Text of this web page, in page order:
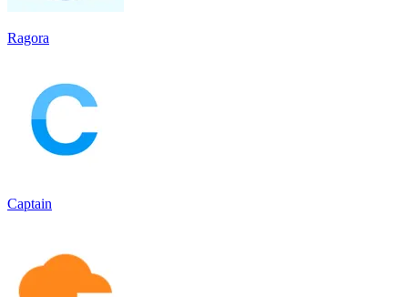
Ragora
Captain